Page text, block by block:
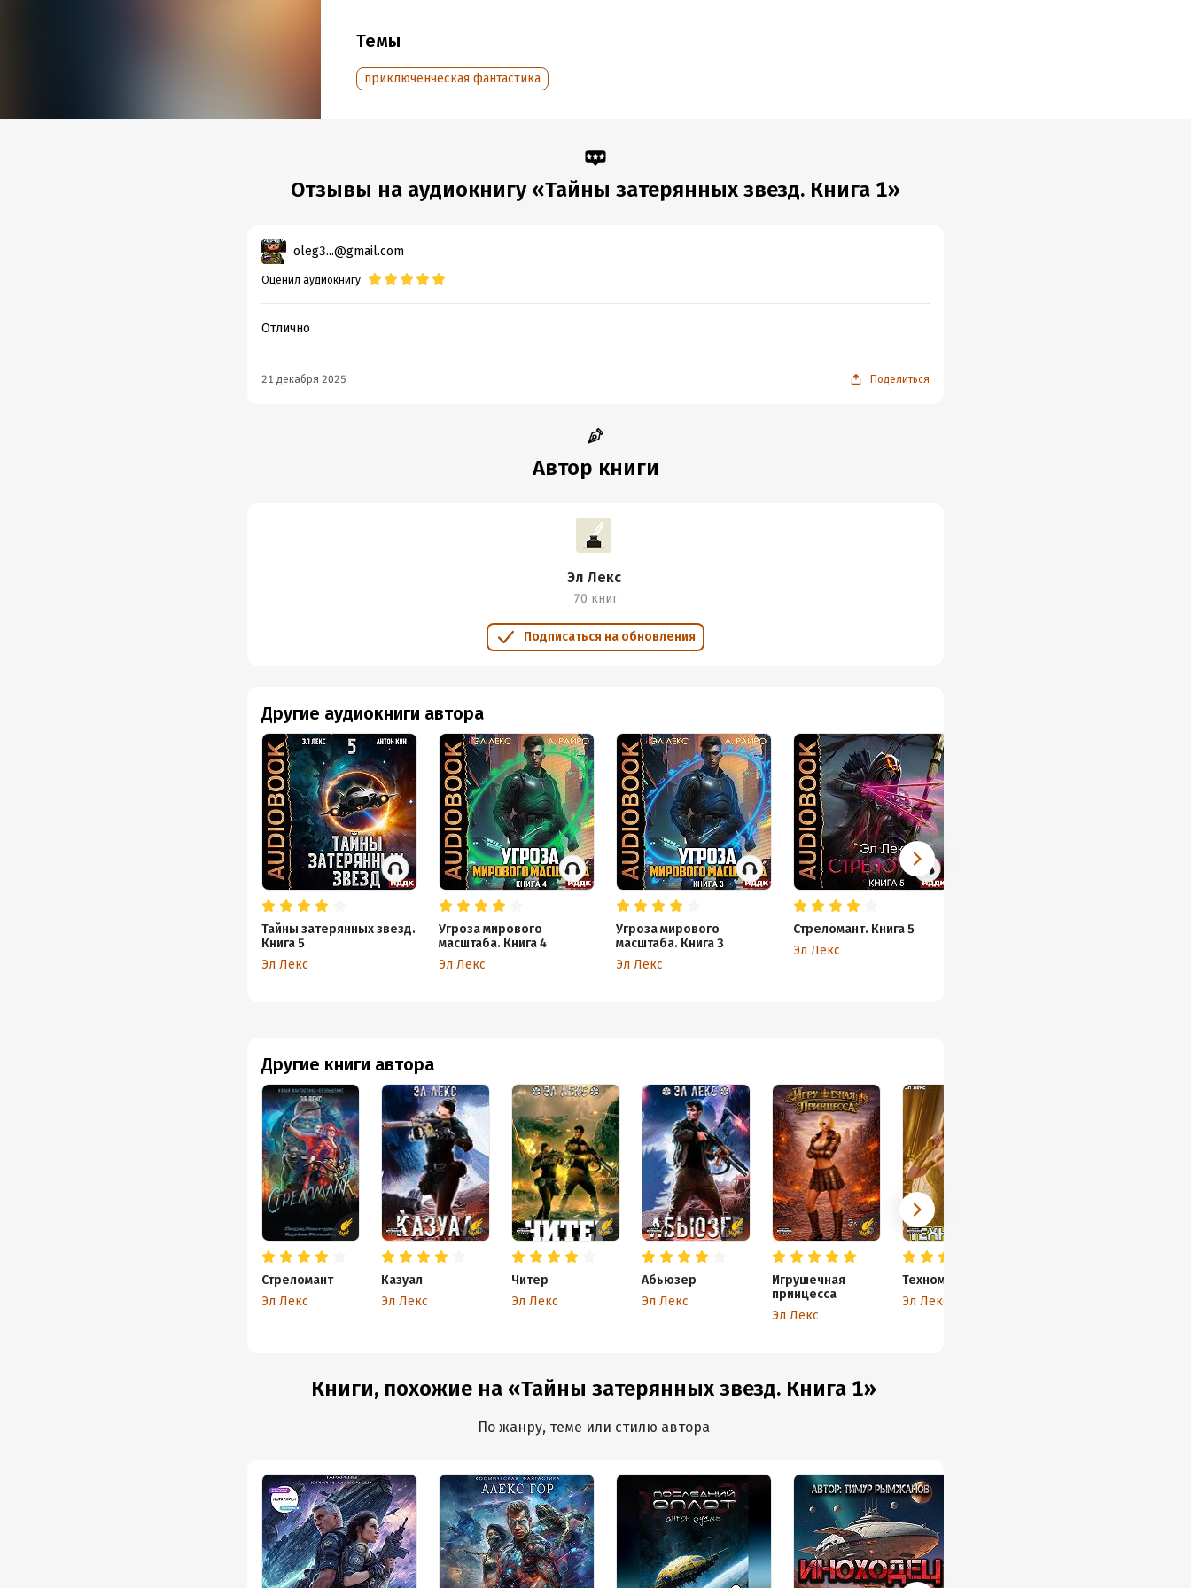
Внимание! Содержит сцены распития спиртных напитков. Чрезмерное
употребление алкоголя вредит вашему здоровью.
© Кун Антон, Лекс Эл
Подробная информация
Темы
приключенческая фантастика
Отзывы на аудиокнигу «Тайны затерянных звезд. Книга 1»
oleg3...@gmail.com
Оценил аудиокнигу
Отлично
21 декабря 2025 Поделиться
Автор книги
Эл Лекс
70 книг
Подписаться на обновления
Другие книги автора
Стреломант
Эл Лекс
Казуал
Эл Лекс
Читер
Эл Лекс
Абьюзер
Эл Лекс
Игрушечная
принцесса
Эл Лекс
Техномант
Эл Лекс
Другие аудиокниги автора
Тайны затерянных звезд.
Книга 5
Эл Лекс
Угроза мирового
масштаба. Книга 4
Эл Лекс
Угроза мирового
масштаба. Книга 3
Эл Лекс
Стреломант. Книга 5
Эл Лекс
Книги, похожие на «Тайны затерянных звезд. Книга 1»
По жанру, теме или стилю автора